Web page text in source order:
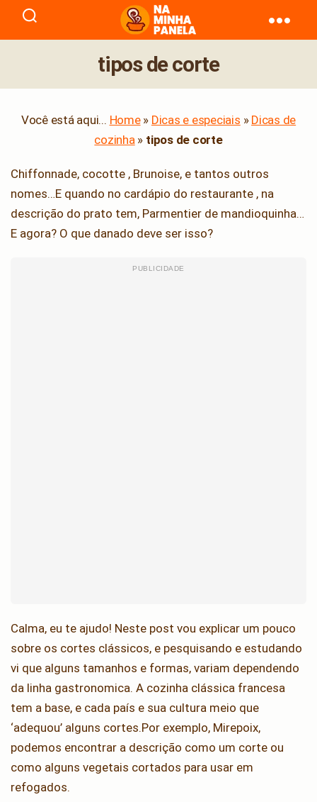
naminhapanela.com
tipos de corte
Você está aqui... Home» Dicas e especiais » Dicas de
cozinha» tipos de corte
Chiffonnade, cocotte , Brunoise, e tantos outros
nomes…E quando no cardápio do restaurante , na
descrição do prato tem, Parmentier de mandioquinha…
E agora? O que danado deve ser isso?
Calma, eu te ajudo! Neste post vou explicar um pouco
sobre os cortes clássicos, e pesquisando e estudando
vi que alguns tamanhos e formas, variam dependendo
da linha gastronomica. A cozinha clássica francesa
tem a base, e cada país e sua cultura meio que
‘adequou’ alguns cortes.Por exemplo, Mirepoix,
podemos encontrar a descrição como um corte ou
como alguns vegetais cortados para usar em
refogados.